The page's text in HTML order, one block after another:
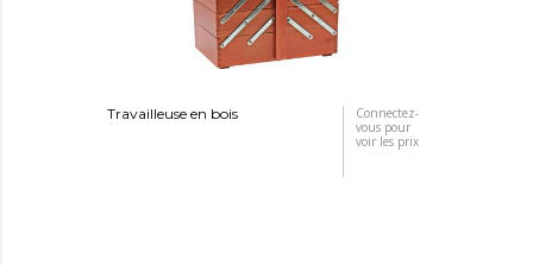
Travailleuse en bois
Connectez-
vous pour
voir les prix